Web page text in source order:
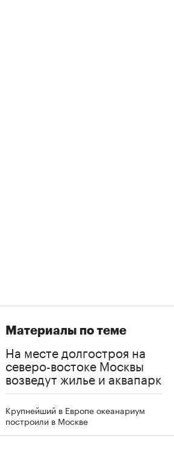
Материалы по теме
На месте долгостроя на
северо-востоке Москвы
возведут жилье и аквапарк
Крупнейший в Европе океанариум
построили в Москве